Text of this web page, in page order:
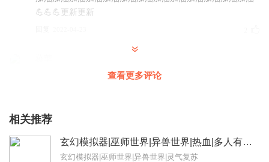
💪💪💪更新更新
这应该是穿越到别的世界吧！ 摸拟是这样子的吗？
没人通知
先五星，问问有没有女生AI声音？
2022-06-01
查看更多评论
相关推荐
玄幻模拟器|巫师世界|异兽世界|热血|多人有声剧
玄幻模拟器|巫师世界|异兽世界|灵气复苏